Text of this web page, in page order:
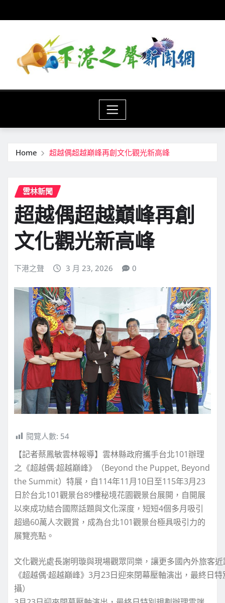
to
Home 超越偶超越巔峰再創文化觀光新高峰
雲林新聞
超越偶超越巔峰再創
文化觀光新高峰
下港之聲 3 月 23, 2026 0
閱覽人數: 54
【記者蔡鳳敏雲林報導】雲林縣政府攜手台北101辦理
之《超越偶·超越巔峰》（Beyond the Puppet, Beyond
the Summit）特展，自114年11月10日至115年3月23
日於台北101觀景台89樓秘境花園觀景台展開，自開展
以來成功結合國際話題與文化深度，短短4個多月吸引
超過60萬人次觀賞，成為台北101觀景台極具吸引力的
展覽亮點。
文化觀光處長謝明璇與現場觀眾同樂，讓更多國內外旅客
《超越偶·超越巔峰》3月23日迎來閉幕壓軸演出，最終日
攝）